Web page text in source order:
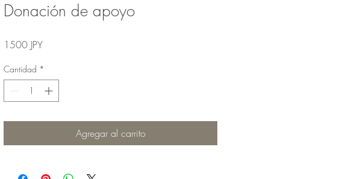
Donación de apoyo
1500 JPYPrecio
Cantidad *
Agregar al carrito